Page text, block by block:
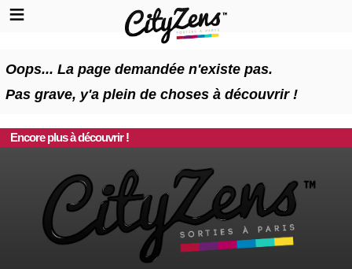
Oops... La page demandée n'existe pas.
Pas grave, y'a plein de choses à découvrir !
Encore plus à découvrir !